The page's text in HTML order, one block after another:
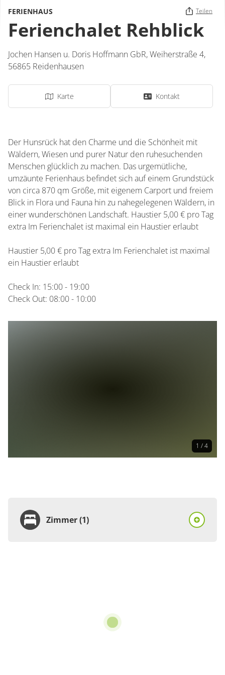
FERIENHAUS Teilen
Ferienchalet Rehblick
Jochen Hansen u. Doris Hoffmann GbR,Weiherstraße 4,
56865 Reidenhausen
Karte Kontakt
Der Hunsrück hat den Charme und die Schönheit mit
Wäldern, Wiesen und purer Natur den ruhesuchenden
Menschen glücklich zu machen. Das urgemütliche,
umzäunte Ferienhaus befindet sich auf einem Grundstück
von circa 870 qm Größe, mit eigenem Carport und freiem
Blick in Flora und Fauna hin zu nahegelegenen Wäldern, in
einer wunderschönen Landschaft. Haustier 5,00 € pro Tag
extra Im Ferienchalet ist maximal ein Haustier erlaubt
Haustier 5,00 € pro Tag extra Im Ferienchalet ist maximal
ein Haustier erlaubt
Check In: 15:00 - 19:00
Check Out: 08:00 - 10:00
1 / 4
Zimmer (1)
pro Einheit/Nacht